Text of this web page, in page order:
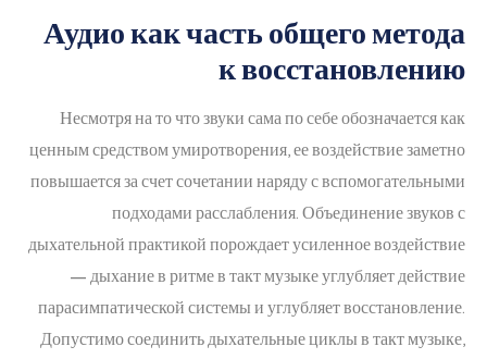
Аудио как часть общего метода
к восстановлению
Несмотря на то что звуки сама по себе обозначается как
ценным средством умиротворения, ее воздействие заметно
повышается за счет сочетании наряду с вспомогательными
подходами расслабления. Объединение звуков с
дыхательной практикой порождает усиленное воздействие
— дыхание в ритме в такт музыке углубляет действие
парасимпатической системы и углубляет восстановление.
Допустимо соединить дыхательные циклы в такт музыке,